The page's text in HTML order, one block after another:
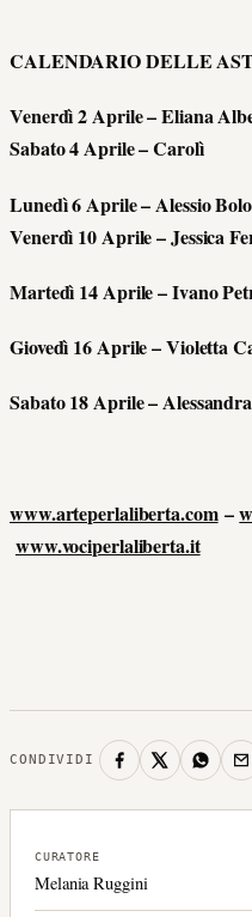
CALENDARIO DELLE
Venerdì 2 Aprile – Eliana
Sabato 4 Aprile – Carolì
Lunedì 6 Aprile – Alessio
Venerdì 10 Aprile – Jessica
Martedì 14 Aprile – Ivano
Giovedì 16 Aprile – Violetta
Sabato 18 Aprile –
www.arteperlaliberta.com–
www.vociperlaliberta.it
CONDIVIDI
CURATORE
Melania Ruggini